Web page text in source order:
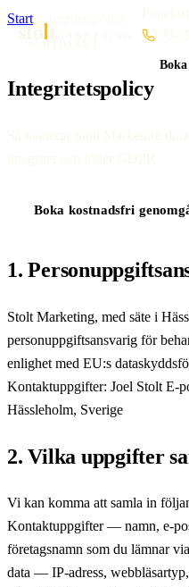
sto 073-
Start
Integritetspolicy
Boka kostnadsfri
1.
Stolt Marketing, med säte i
personuppgiftsansvarig för
enlighet med EU:s
Kontaktuppgifter: Joel Stolt E-
Hässleholm, Sverige
2. Vilka uppgifter
Vi kan komma att samla in
Kontaktuppgifter — namn, e-
företagsnamn som du lämnar
data — IP-adress,